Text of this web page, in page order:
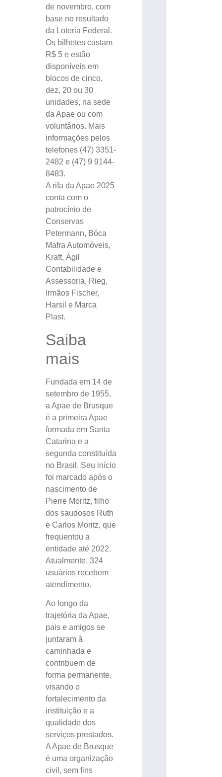
de novembro, com
base no resultado
da Loteria Federal.
Os bilhetes custam
R$ 5 e estão
disponíveis em
blocos de cinco,
dez, 20 ou 30
unidades, na sede
da Apae ou com
voluntários. Mais
informações pelos
telefones (47) 3351-
2482 e (47) 9 9144-
8483.
A rifa da Apae 2025
conta com o
patrocínio de
Conservas
Petermann, Bóca
Mafra Automóveis,
Kraft, Ágil
Contabilidade e
Assessoria, Rieg,
Irmãos Fischer,
Harsil e Marca
Plast.
Saiba
mais
Fundada em 14 de
setembro de 1955,
a Apae de Brusque
é a primeira Apae
formada em Santa
Catarina e a
segunda constituída
no Brasil. Seu início
foi marcado após o
nascimento de
Pierre Moritz, filho
dos saudosos Ruth
e Carlos Moritz, que
frequentou a
entidade até 2022.
Atualmente, 324
usuários recebem
atendimento.
Ao longo da
trajetória da Apae,
pais e amigos se
juntaram à
caminhada e
contribuem de
forma permanente,
visando o
fortalecimento da
instituição e a
qualidade dos
serviços prestados.
A Apae de Brusque
é uma organização
civil, sem fins